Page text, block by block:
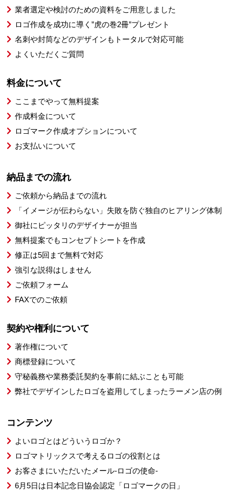
業者選定や検討のための資料をご用意しました
ロゴ作成を成功に導く”虎の巻2冊”プレゼント
名刺や封筒などのデザインもトータルで対応可能
よくいただくご質問
料金について
ここまでやって無料提案
作成料金について
ロゴマーク作成オプションについて
お支払いについて
納品までの流れ
ご依頼から納品までの流れ
「イメージが伝わらない」失敗を防ぐ独自のヒアリング体制
御社にピッタリのデザイナーが担当
無料提案でもコンセプトシートを作成
修正は5回まで無料で対応
強引な説得はしません
ご依頼フォーム
FAXでのご依頼
契約や権利について
著作権について
商標登録について
守秘義務や業務委託契約を事前に結ぶことも可能
弊社でデザインしたロゴを盗用してしまったラーメン店の例
コンテンツ
よいロゴとはどういうロゴか？
ロゴマトリックスで考えるロゴの役割とは
お客さまにいただいたメール-ロゴの使命-
6月5日は日本記念日協会認定「ロゴマークの日」